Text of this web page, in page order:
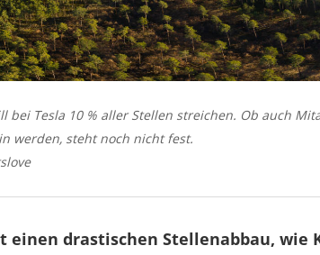
bei Tesla 10 % aller Stellen streichen. Ob auch
werden, steht noch nicht fest.
drastischen Stellenabbau, wie